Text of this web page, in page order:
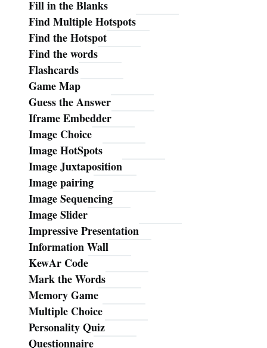
Fill in the Blanks
Find Multiple Hotspots
Find the Hotspot
Find the words
Flashcards
Game Map
Guess the Answer
Iframe Embedder
Image Choice
Image HotSpots
Image Juxtaposition
Image pairing
Image Sequencing
Image Slider
Impressive Presentation
Information Wall
KewAr Code
Mark the Words
Memory Game
Multiple Choice
Personality Quiz
Questionnaire